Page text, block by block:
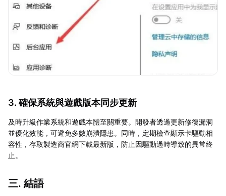
3. 確保系統與遊戲版本同步更新
及時升級作業系統和遊戲本體至關重要。開發者透過更新修復漏洞
並優化效能，可避免多數崩潰隱患。同時，定期檢查顯示卡驅動相
容性，存取製造商官網下載最新版，防止因驅動過時導致的異常終
止。
三. 結語